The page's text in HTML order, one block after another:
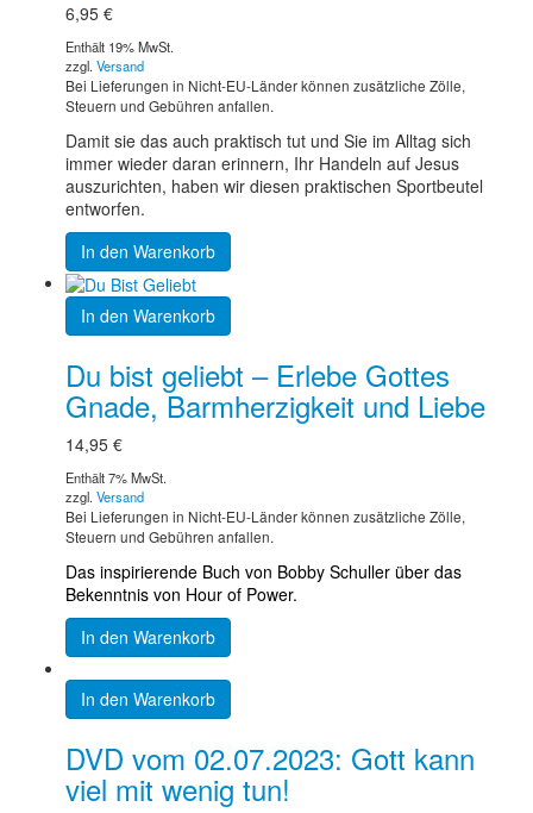
6,95 €
Enthält 19% MwSt.
zzgl. Versand
Bei Lieferungen in Nicht-EU-Länder können zusätzliche Zölle,
Steuern und Gebühren anfallen.
Damit sie das auch praktisch tut und Sie im Alltag sich
immer wieder daran erinnern, Ihr Handeln auf Jesus
auszurichten, haben wir diesen praktischen Sportbeutel
entworfen.
In den Warenkorb
In den Warenkorb
Du bist geliebt – Erlebe Gottes
Gnade, Barmherzigkeit und Liebe
14,95 €
Enthält 7% MwSt.
zzgl. Versand
Bei Lieferungen in Nicht-EU-Länder können zusätzliche Zölle,
Steuern und Gebühren anfallen.
Das inspirierende Buch von Bobby Schuller über das
Bekenntnis von Hour of Power.
In den Warenkorb
In den Warenkorb
DVD vom 02.07.2023: Gott kann
viel mit wenig tun!